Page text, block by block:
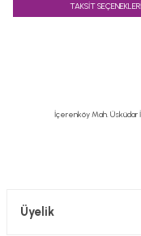
Ürün resmi kalitesiz,
TAKSİT SEÇENEKLERİ
İçerenköy Mah. Üsküdar
Üyelik